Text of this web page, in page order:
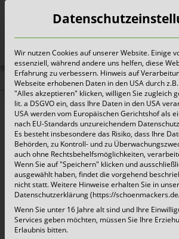
Heute für morgen sorgen
Angebot
Firma:*
Ihr Name:*
Wir nutzen Cookies auf unserer Website. Einige
essenziell, während andere uns helfen, diese
Erfahrung zu verbessern. Hinweis auf
Webseite erhobenen Daten in den USA durch
"Alles akzeptieren" klicken, willigen Sie zugleich
lit. a DSGVO ein, dass Ihre Daten in den USA
USA werden vom Europäischen Gerichtshof als
nach EU-Standards unzureichendem
Es besteht insbesondere das Risiko, dass Ihre
Behörden, zu Kontroll- und zu
auch ohne Rechtsbehelfsmöglichkeiten,
Wenn Sie auf "Speichern" klicken und
ausgewählt haben, findet die vorgehend
nicht statt. Weitere Hinweise erhalten Sie in
Datenschutzerklärung (https://
Wenn Sie unter 16 Jahre alt sind und Ihre
Services geben möchten, müssen Sie Ihre
Erlaubnis bitten.